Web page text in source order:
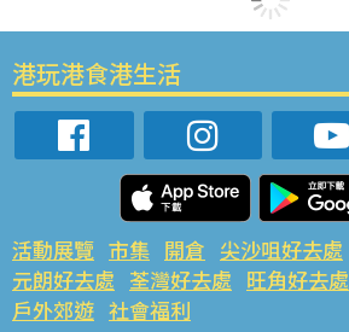
港玩港食港生活
活動展覽 市集 開倉 尖沙咀好去處
元朗好去處 荃灣好去處 旺角好去處
戶外郊遊 社會福利